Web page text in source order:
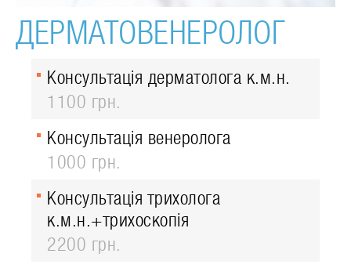
ДЕРМАТОВЕНЕРОЛОГ
Консультація дерматолога к.м.н.
1100 грн.
Консультація венеролога
1000 грн.
Консультація трихолога
к.м.н.+трихоскопія
2200 грн.